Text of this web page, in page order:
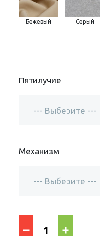
Бежевый Серый
Пятилучие
Механизм